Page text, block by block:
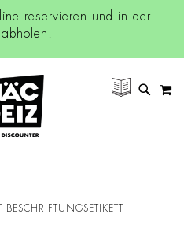
reservieren und in der
SUCHE